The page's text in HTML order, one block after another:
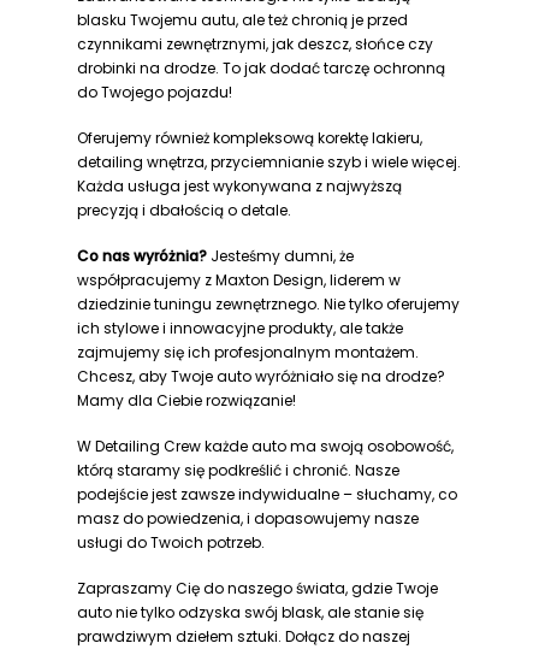
blasku Twojemu autu, ale też chronią je przed
czynnikami zewnętrznymi, jak deszcz, słońce czy
drobinki na drodze. To jak dodać tarczę ochronną
do Twojego pojazdu!
Oferujemy również kompleksową korektę lakieru,
detailing wnętrza, przyciemnianie szyb i wiele więcej.
Każda usługa jest wykonywana z najwyższą
precyzją i dbałością o detale.
Co nas wyróżnia? Jesteśmy dumni, że
współpracujemy z Maxton Design, liderem w
dziedzinie tuningu zewnętrznego. Nie tylko oferujemy
ich stylowe i innowacyjne produkty, ale także
zajmujemy się ich profesjonalnym montażem.
Chcesz, aby Twoje auto wyróżniało się na drodze?
Mamy dla Ciebie rozwiązanie!
W Detailing Crew każde auto ma swoją osobowość,
którą staramy się podkreślić i chronić. Nasze
podejście jest zawsze indywidualne – słuchamy, co
masz do powiedzenia, i dopasowujemy nasze
usługi do Twoich potrzeb.
Zapraszamy Cię do naszego świata, gdzie Twoje
auto nie tylko odzyska swój blask, ale stanie się
prawdziwym dziełem sztuki. Dołącz do naszej